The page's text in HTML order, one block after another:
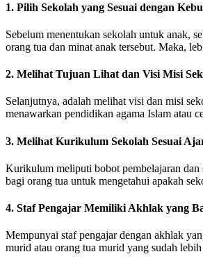
1. Pilih Sekolah yang Sesuai dengan
Sebelum menentukan sekolah untuk anak,
orang tua dan minat anak tersebut. Maka,
2. Melihat Tujuan Lihat dan Visi Misi
Selanjutnya, adalah melihat visi dan misi
menawarkan pendidikan agama Islam atau
3. Melihat Kurikulum Sekolah Sesuai
Kurikulum meliputi bobot pembelajaran dan
bagi orang tua untuk mengetahui apakah
4. Staf Pengajar Memiliki Akhlak yang
Mempunyai staf pengajar dengan akhlak
murid atau orang tua murid yang sudah